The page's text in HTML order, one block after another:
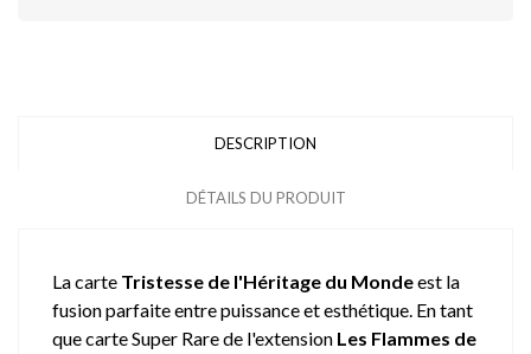
DESCRIPTION
DÉTAILS DU PRODUIT
La carte Tristesse de l'Héritage du Mondeest la
fusion parfaite entre puissance et esthétique. En tant
que carte Super Rare de l'extension Les Flammes de